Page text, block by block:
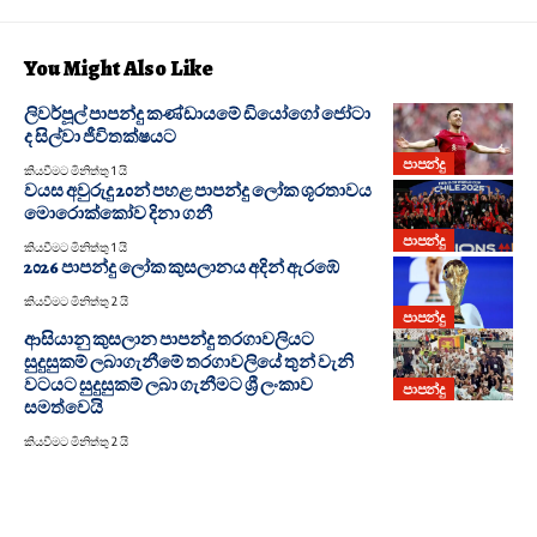
You Might Also Like
පාපන්දු
ලිවර්පූල් පාපන්දු කණ්ඩායමේ ඩියෝගෝ ජෝටා
ද සිල්වා ජීවිතක්ෂයට
කියවීමට මිනිත්තු 1 යි
පාපන්දු
වයස අවුරුදු 20න් පහළ පාපන්දු ලෝක ශූරතාවය
මොරොක්කෝව දිනා ගනී
කියවීමට මිනිත්තු 1 යි
පාපන්දු
2026 පාපන්දු ලෝක කුසලානය අදින් ඇරඹේ
කියවීමට මිනිත්තු 2 යි
පාපන්දු
ආසියානු කුසලාන පාපන්දු තරගාවලියට
සුදුසුකම් ලබාගැනීමේ තරගාවලියේ තුන් වැනි
වටයට සුදුසුකම් ලබා ගැනීමට ශ්‍රී ලංකාව
සමත්වෙයි
කියවීමට මිනිත්තු 2 යි